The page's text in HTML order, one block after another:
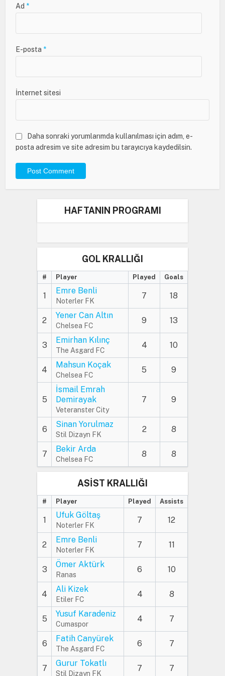
Ad *
E-posta *
İnternet sitesi
Daha sonraki yorumlarımda kullanılması için adım, e-
posta adresim ve site adresim bu tarayıcıya kaydedilsin.
HAFTANIN PROGRAMI
GOL KRALLIĞI
# Player Played Goals
1
Emre Benli
Noterler FK
7 18
2
Yener Can Altın
Chelsea FC
9 13
3
Emirhan Kılınç
The Asgard FC
4 10
4
Mahsun Koçak
Chelsea FC
5 9
5
İsmail Emrah
Demirayak
Veteranster City
7 9
6
Sinan Yorulmaz
Stil Dizayn FK
2 8
7
Bekir Arda
Chelsea FC
8 8
ASİST KRALLIĞI
# Player Played Assists
1
Ufuk Göltaş
Noterler FK
7 12
2
Emre Benli
Noterler FK
7 11
3
Ömer Aktürk
Ranas
6 10
4
Ali Kizek
Etiler FC
4 8
5
Yusuf Karadeniz
Cumaspor
4 7
6
Fatih Canyürek
The Asgard FC
6 7
7
Gurur Tokatlı
Stil Dizayn FK
7 7